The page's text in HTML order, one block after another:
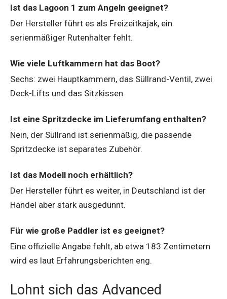
Ist das Lagoon 1 zum Angeln geeignet?
Der Hersteller führt es als Freizeitkajak, ein
serienmäßiger Rutenhalter fehlt.
Wie viele Luftkammern hat das Boot?
Sechs: zwei Hauptkammern, das Süllrand-Ventil, zwei
Deck-Lifts und das Sitzkissen.
Ist eine Spritzdecke im Lieferumfang enthalten?
Nein, der Süllrand ist serienmäßig, die passende
Spritzdecke ist separates Zubehör.
Ist das Modell noch erhältlich?
Der Hersteller führt es weiter, in Deutschland ist der
Handel aber stark ausgedünnt.
Für wie große Paddler ist es geeignet?
Eine offizielle Angabe fehlt, ab etwa 183 Zentimetern
wird es laut Erfahrungsberichten eng.
Lohnt sich das Advanced